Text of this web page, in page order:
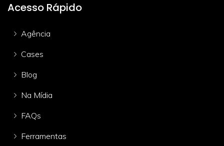
Acesso Rápido
Agência
Cases
Blog
Na Mídia
FAQs
Ferramentas